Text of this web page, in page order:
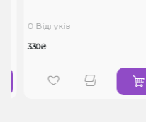
0 Відгуків
330₴